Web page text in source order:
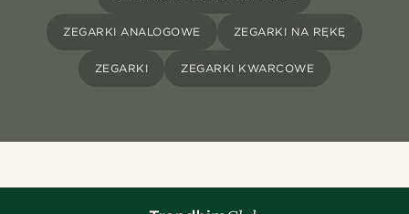
ZEGARKI ANALOGOWE ZEGARKI NA RĘKĘ
ZEGARKI ZEGARKI KWARCOWE